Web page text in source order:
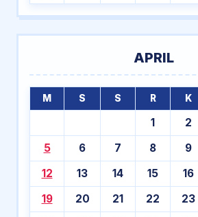
APRIL
M S S R K
1 2
5
6 7 8 9
12
13 14 15 16
19
20 21 22 23